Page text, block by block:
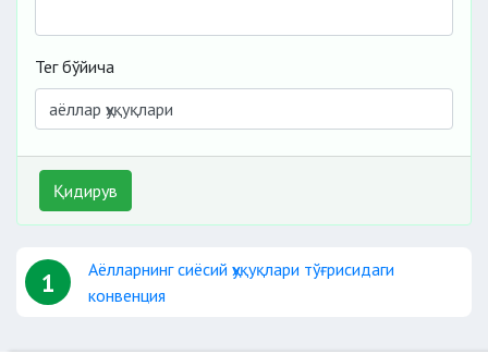
Тег бўйича
Қидирув
1
Аёлларнинг сиёсий ҳуқуқлари тўғрисидаги
конвенция